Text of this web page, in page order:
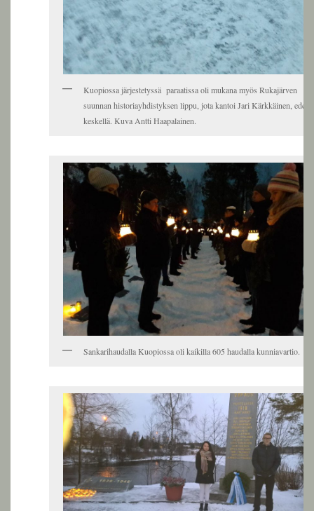
Kuopiossa järjestetyssä paraatissa oli mukana myös Rukajärven
suunnan historiayhdistyksen lippu, jota kantoi Jari Kärkkäinen,
keskellä. Kuva Antti Haapalainen.
Sankarihaudalla Kuopiossa oli kaikilla 605 haudalla kunniavartio.